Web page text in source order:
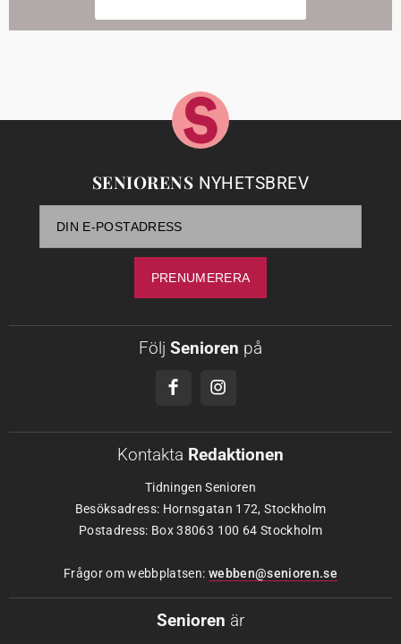
SENIORENS NYHETSBREV
Följ Senioren på
Kontakta Redaktionen
Tidningen Senioren
Besöksadress: Hornsgatan 172, Stockholm
Postadress: Box 38063 100 64 Stockholm
Frågor om webbplatsen: webben@senioren.se
Senioren är